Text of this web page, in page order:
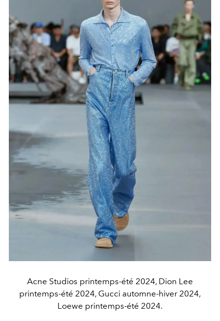
Acne Studios printemps-été 2024, Dion Lee
printemps-été 2024, Gucci automne-hiver 2024,
Loewe printemps-été 2024.